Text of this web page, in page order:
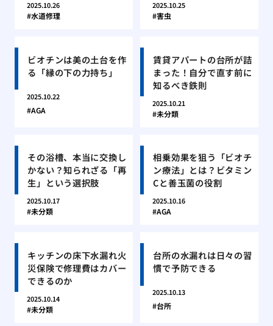
2025.10.26
水道修理
2025.10.25
害虫
ビオチンは美の土台を作
る「縁の下の力持ち」
2025.10.22
AGA
賃貸アパートの台所が詰
まった！自分で直す前に
知るべき鉄則
2025.10.21
未分類
その浴槽、本当に交換し
かない？知られざる「再
生」という選択肢
2025.10.17
未分類
相乗効果を狙う「ビオチ
ン療法」とは？ビタミン
Cと善玉菌の役割
2025.10.16
AGA
キッチンの床下水漏れ火
災保険で修理費はカバー
できるのか
2025.10.14
未分類
台所の水漏れは日々の習
慣で予防できる
2025.10.13
台所